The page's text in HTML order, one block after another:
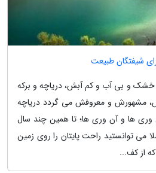
شیفتگان طبیعت
خشک و بی آب و کم آبش، دریاچه و برکه
مشهورش و معروفش می گردد دریاچه
وری ها و آن وری ها؛ تا همین چند سال
توانستید راحت پایتان را روی زمین
از کف...